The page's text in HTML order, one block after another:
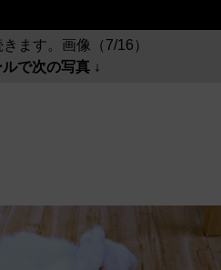
ます。画像（7/16）
で次の写真 ↓